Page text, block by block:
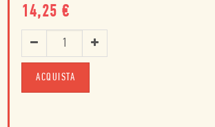
14,25 €
ACQUISTA